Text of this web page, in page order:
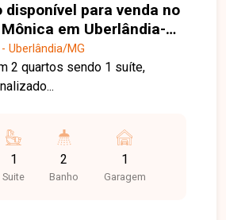
para venda no
em Uberlândia-
Uberlândia/MG
2 quartos sendo 1 suíte,
1
Suite
2
Banho
1
Garagem